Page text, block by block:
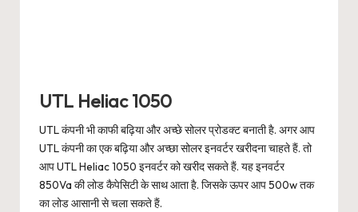
UTL Heliac 1050
UTL कंपनी भी काफी बढ़िया और अच्छे सोलर प्रोडक्ट बनाती है. अगर आप
UTL कंपनी का एक बढ़िया और अच्छा सोलर इनवर्टर खरीदना चाहते हैं. तो
आप UTL Heliac 1050 इनवर्टर को खरीद सकते हैं. यह इनवर्टर
850Va की लोड कैपेसिटी के साथ आता है. जिसके ऊपर आप 500w तक
का लोड आसानी से चला सकते हैं.